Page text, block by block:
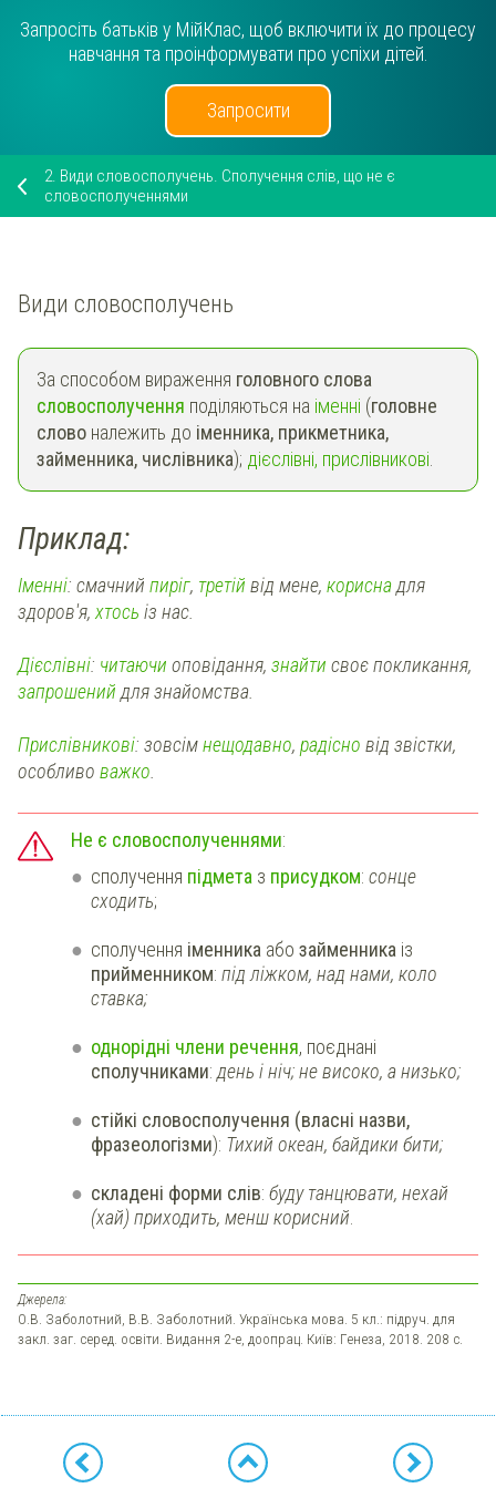
Запросіть батьків у МійКлас, щоб включити їх до процесу
навчання та проінформувати про успіхи дітей.
Запросити
2. Види словосполучень. Сполучення слів, що не є
словосполученнями
Види словосполучень
За способом вираження головного слова
словосполучення поділяються на іменні (головне
слово належить до іменника, прикметника,
займенника, числівника); дієслівні, прислівникові.
Приклад:
Іменні: смачний пиріг, третій від мене, кориснадля
здоров'я, хтось із нас.
Дієслівні: читаючи оповідання, знайти своє покликання,
запрошений для знайомства.
Прислівникові: зовсімнещодавно, радісно від звістки,
особливо важко
Не є словосполученнями:
сполучення підмета з присудком: сонце
сходить;
сполучення іменника або займенника із
прийменником: під ліжком, над нами, коло
ставка;
однорідні члени речення, поєднані
сполучниками: день і ніч; не високо, а низько;
стійкі словосполучення (власні назви,
фразеологізми): Тихий океан, байдики бити;
складені форми слів: буду танцювати, нехай
(хай) приходить, менш корисний
Джерела:
О.В. Заболотний, В.В. Заболотний. Українська мова. 5 кл.: підруч. для
закл. заг. серед. освіти. Видання 2-е, доопрац. Київ: Генеза, 2018. 208 с.